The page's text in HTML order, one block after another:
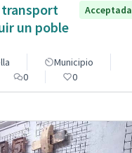
transport
un poble
Acceptada
Municipio
0 0